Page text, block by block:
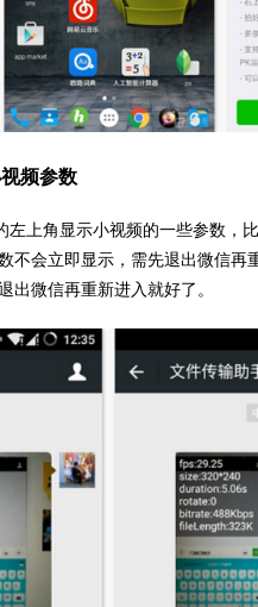
频参数
上角显示小视频的一些参数，
不会立即显示，需先退出微信再
出微信再重新进入就好了。